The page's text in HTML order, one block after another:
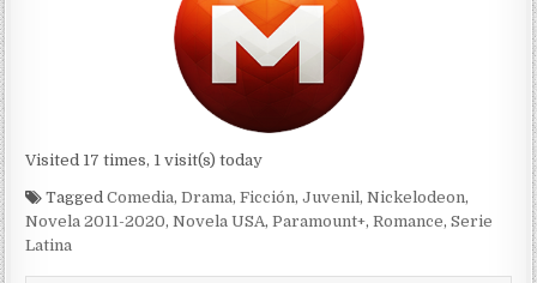
Visited 17 times, 1 visit(s) today
TaggedComedia,Drama,Ficción,Juvenil ,Nickelodeon,
Novela 2011-2020,Novela USA,Paramount+,Romance,Serie
Latina